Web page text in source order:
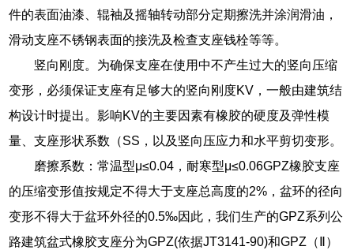
件的表面油漆、辊袖及摇轴转动部分定期擦洗并涂润滑油，
滑动支座不锈钢表面的接洗及检查支座钱栓等等。
竖向刚度。为确保支座在使用中不产生过大的竖向压缩
变形，必须保证支座有足够大的竖向刚度KV，一般由建筑结
构设计时提出。影响KV的主要因素有橡胶的硬度及弹性模
量、支座形状系数（SS，以及竖向压应力和水平剪切变形。
磨擦系数：常温型μ≤0.04，耐寒型μ≤0.06GPZ橡胶支座
的压缩变形值按规定不得大于支座总高度的2%，盆环的径向
变形不得大于盆环外径的0.5‰因此，我们生产的GPZ系列公
路建筑盆式橡胶支座分为GPZ(依据JT3141-90)和GPZ（Ⅱ）